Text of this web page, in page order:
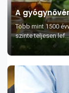
A
Több mint 1500
szinte teljesen lef...